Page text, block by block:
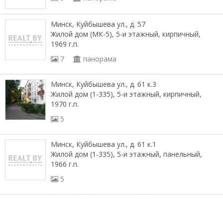
Минск, Куйбышева ул., д. 57
Жилой дом (МК-5), 5-и этажный, кирпичный,
1969 г.п.
7
панорама
Минск, Куйбышева ул., д. 61 к.3
Жилой дом (1-335), 5-и этажный, кирпичный,
1970 г.п.
5
Минск, Куйбышева ул., д. 61 к.1
Жилой дом (1-335), 5-и этажный, панельный,
1966 г.п.
5